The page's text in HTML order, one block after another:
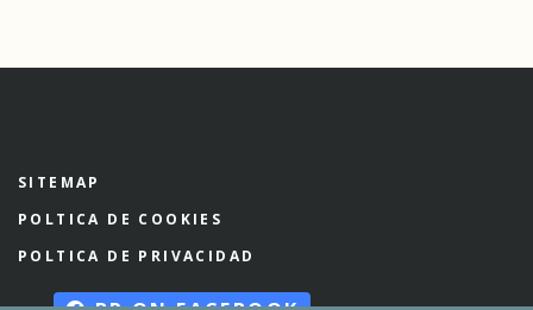
SITEMAP
POLTICA DE COOKIES
POLTICA DE PRIVACIDAD